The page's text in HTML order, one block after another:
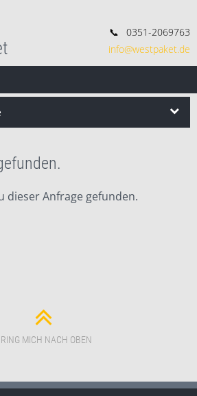
Konsorten.
📞
0351-2069763
info@westpaket.de
Search
Search
dieser Anfrage gefunden.
MICH NACH OBEN